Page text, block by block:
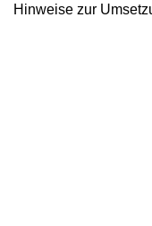
Hinweise zur